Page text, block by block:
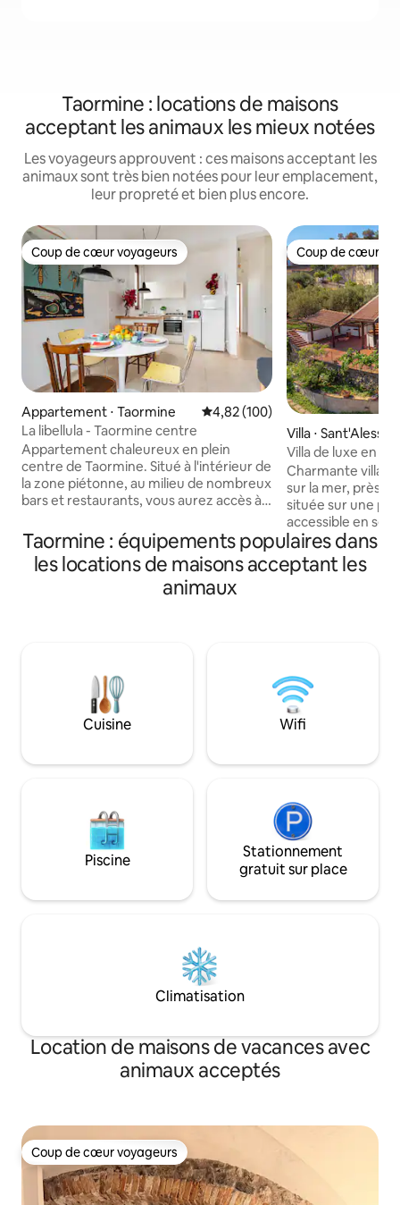
Taormine : locations de maisons
acceptant les animaux les mieux notées
Les voyageurs approuvent : ces maisons acceptant les
animaux sont très bien notées pour leur emplacement,
leur propreté et bien plus encore.
Coup de cœur voyageurs
Coup de cœur voyageurs
Appartement ⋅ Taormine Évaluation moyenne sur la
4,82 (100)
La libellula - Taormine centre
Appartement chaleureux en plein
centre de Taormine. Situé à l'intérieur de
la zone piétonne, au milieu de nombreux
bars et restaurants, vous aurez accès à
nocturne animée juste devant votre
porte. Que vous choisissiez de participer
aux festivités ou simplement de vous
imprégner de l'atmosphère animée dans
offrent un repos du bruit extérieur.
Coup de cœur
Coup de cœur
Villa ⋅ Sant'Alessio
Villa de luxe en
Taormine, Sicile
Charmante villa
sur la mer, près
située sur une
accessible en
pied. La villa est
personnes. Deux chambres doubles,
chacune avec
La villa est
la plage,
Taormine : équipements populaires dans
les locations de maisons acceptant les
animaux
Cuisine Wifi
Piscine
Stationnement
gratuit sur place
Climatisation
Location de maisons de vacances avec
animaux acceptés
Coup de cœur voyageurs
Coup de cœur voyageurs